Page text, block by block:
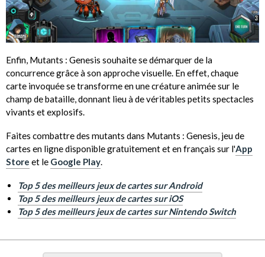
Enfin, Mutants : Genesis souhaite se démarquer de la
concurrence grâce à son approche visuelle. En effet, chaque
carte invoquée se transforme en une créature animée sur le
champ de bataille, donnant lieu à de véritables petits spectacles
vivants et explosifs.
Faites combattre des mutants dans Mutants : Genesis, jeu de
cartes en ligne disponible gratuitement et en français sur l'App
Store et le Google Play.
Top 5 des meilleurs jeux de cartes sur Android
Top 5 des meilleurs jeux de cartes sur iOS
Top 5 des meilleurs jeux de cartes sur Nintendo Switch